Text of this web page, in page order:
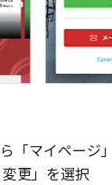
「マイページ」
変更」を選択